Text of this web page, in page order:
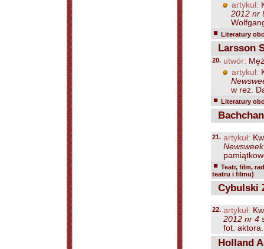
artykuł:
2012 nr
Literatury
Larsson
20. utwór:
artykuł:
w reż.
Literatury
21. artykuł:
Teatr, film,
teatru i filmu)
Cybulski
22. artykuł:
2012 nr 4
fot.
Holland